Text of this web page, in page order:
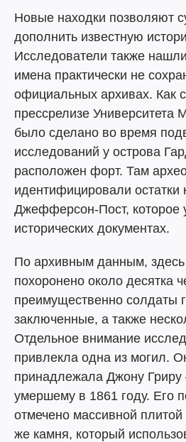
Новые находки позволяют
дополнить известную
Исследователи также
имена практически не
официальных архивах. Как
прессрелизе Университета
было сделано во время
исследований у острова
расположен форт. Там
идентифицировали
Джефферсон-Пост, которое
исторических документах.
По архивным данным,
похоронено около десятка
преимущественно солдаты
заключенные, а также
Отдельное внимание
привлекла одна из могил.
принадлежала Джону Гриру
умершему в 1861 году. Его
отмечено массивной плитой
же камня, который